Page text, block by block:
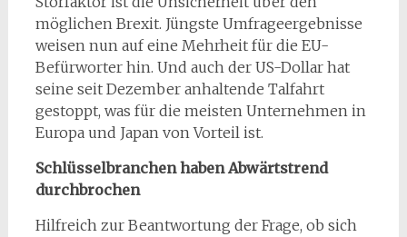
möglichen Brexit. Jüngste Umfrageergebnisse
weisen nun auf eine Mehrheit für die EU-
Befürworter hin. Und auch der US-Dollar hat
seine seit Dezember anhaltende Talfahrt
gestoppt, was für die meisten Unternehmen in
Europa und Japan von Vorteil ist.
Schlüsselbranchen haben Abwärtstrend
durchbrochen
Hilfreich zur Beantwortung der Frage, ob sich